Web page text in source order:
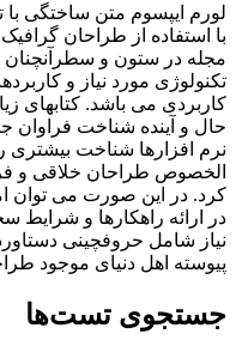
لورم ايپسوم متن ساختگی
با استفاده از طراحان
مجله در ستون و
تکنولوژی مورد نياز و
کاربردی می باشد.
حال و آينده شناخت فراوان
نرم افزارها شناخت بيشتری
الخصوص طراحان خلاقی و
کرد. در اين صورت می توان
در ارائه راهکارها و شرايط
نياز شامل حروفچينی
پيوسته اهل دنيای موجود
جستجوی تست‌ها